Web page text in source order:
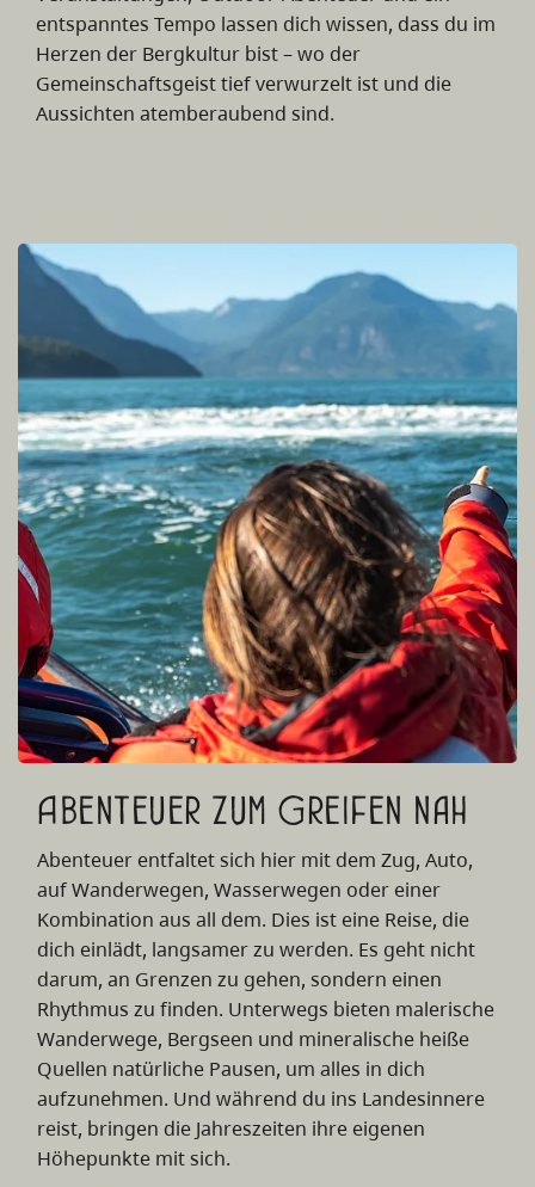
entspanntes Tempo lassen dich wissen, dass du im
Herzen der Bergkultur bist – wo der
Gemeinschaftsgeist tief verwurzelt ist und die
Aussichten atemberaubend sind.
Abenteuer zum Greifen nah
Abenteuer entfaltet sich hier mit dem Zug, Auto,
auf Wanderwegen, Wasserwegen oder einer
Kombination aus all dem. Dies ist eine Reise, die
dich einlädt, langsamer zu werden. Es geht nicht
darum, an Grenzen zu gehen, sondern einen
Rhythmus zu finden. Unterwegs bieten malerische
Wanderwege, Bergseen und mineralische heiße
Quellen natürliche Pausen, um alles in dich
aufzunehmen. Und während du ins Landesinnere
reist, bringen die Jahreszeiten ihre eigenen
Höhepunkte mit sich.